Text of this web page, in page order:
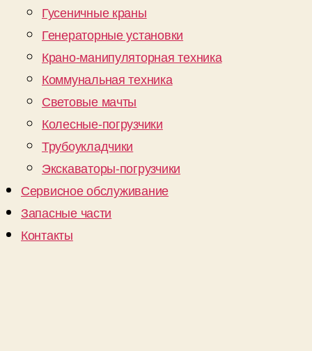
Гусеничные краны
Генераторные установки
Крано-манипуляторная техника
Коммунальная техника
Световые мачты
Колесные-погрузчики
Трубоукладчики
Экскаваторы-погрузчики
Сервисное обслуживание
Запасные части
Контакты